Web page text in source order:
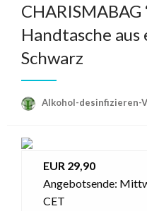
CHARISMABAG
Handtasche
Schwarz
Alkohol-desinfizieren-
EUR 29,90
Angebotsende:
CET